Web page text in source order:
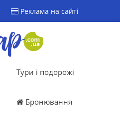
Реклама на сайті
Тури і подорожі
Бронювання